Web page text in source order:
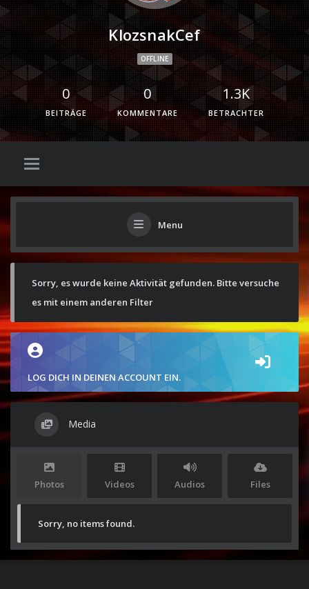
KlozsnakCef
OFFLINE
0
BEITRÄGE
0
KOMMENTARE
1.3K
BETRACHTER
Menu
Sorry, es wurde keine Aktivität gefunden. Bitte versuche
es mit einem anderen Filter
LOG DICH IN DEINEN ACCOUNT EIN.
Media
Photos Videos Audios Files
Sorry, no items found.